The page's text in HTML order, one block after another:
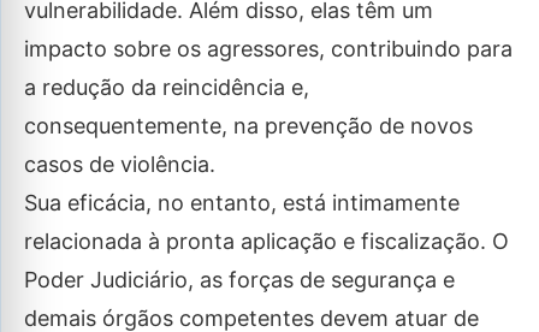
vulnerabilidade. Além disso, elas têm um
impacto sobre os agressores, contribuindo para
a redução da reincidência e,
consequentemente, na prevenção de novos
casos de violência.
Sua eficácia, no entanto, está intimamente
relacionada à pronta aplicação e fiscalização. O
Poder Judiciário, as forças de segurança e
demais órgãos competentes devem atuar de